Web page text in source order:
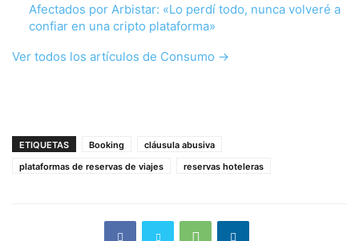
Afectados por Arbistar: «Lo perdí todo, nunca volveré a
confiar en una cripto plataforma»
Ver todos los artículos de Consumo →
ETIQUETAS Booking
cláusula abusiva
plataformas de reservas de viajes
reservas hoteleras